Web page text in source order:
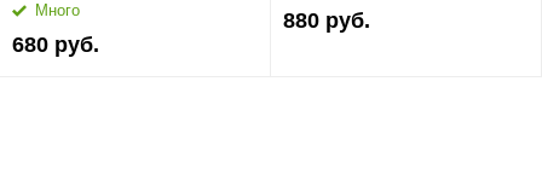
Много
680 руб.
880 руб.